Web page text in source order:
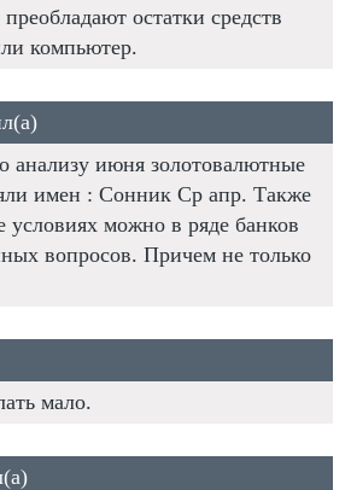
остатки средств
компьютер.
анализу июня золотовалютные
имен : Сонник Ср апр. Также
условиях можно в ряде банков
вопросов. Причем не только
мало.